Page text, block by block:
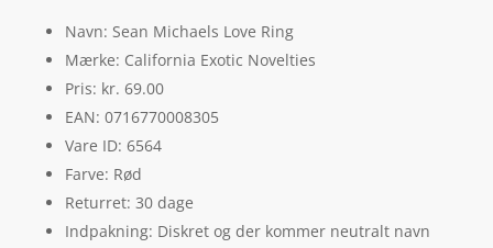
Navn: Sean Michaels Love Ring
Mærke: California Exotic Novelties
Pris: kr. 69.00
EAN: 0716770008305
Vare ID: 6564
Farve: Rød
Returret: 30 dage
Indpakning: Diskret og der kommer neutralt navn